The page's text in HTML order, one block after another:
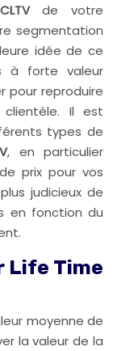
CLTVde votre
segmentation
idée de ce
à forte valeur
pour reproduire
Il est
types de
, en particulier
prix pour vos
judicieux de
en fonction du
Life Time
moyenne de
la valeur de la